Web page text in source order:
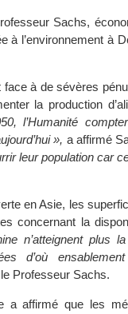
Sachs,
à l’environnement à
face à de sévères
la production
l’Humanité
», a affirmé
leur population car
en Asie, les
concernant la
n’atteignent plus
d’où
Professeur Sachs.
a affirmé que les